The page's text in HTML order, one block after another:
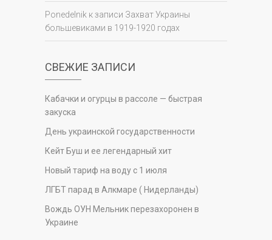
Ponedelnik к записи Захват Украины
большевиками в 1919-1920 годах
СВЕЖИЕ ЗАПИСИ
Кабачки и огурцы в рассоле — быстрая
закуска
День украинской государственности
Кейт Буш и ее легендарный хит
Новый тариф на воду с 1 июля
ЛГБТ парад в Алкмаре ( Нидерланды)
Вождь ОУН Мельник перезахоронен в
Украине